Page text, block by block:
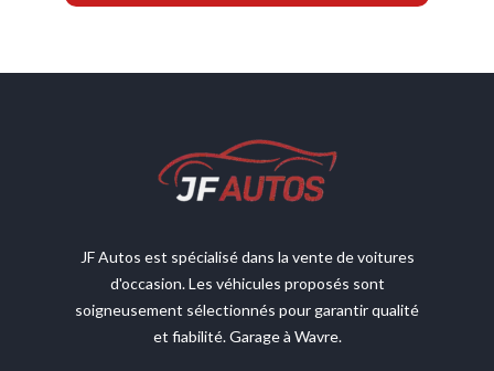
JF Autos est spécialisé dans la vente de voitures
d'occasion. Les véhicules proposés sont
soigneusement sélectionnés pour garantir qualité
et fiabilité. Garage à Wavre.